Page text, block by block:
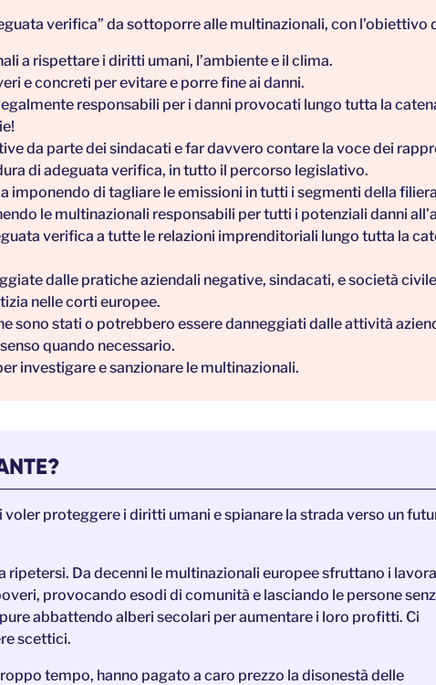
verifica” da sottoporre alle multinazionali, con l’obiettivo
a rispettare i diritti umani, l’ambiente e il clima.
e concreti per evitare e porre fine ai danni.
responsabili per i danni provocati lungo tutta la
da parte dei sindacati e far davvero contare la voce dei
di adeguata verifica, in tutto il percorso legislativo.
imponendo di tagliare le emissioni in tutti i segmenti della
le multinazionali responsabili per tutti i potenziali danni
verifica a tutte le relazioni imprenditoriali lungo tutta la
dalle pratiche aziendali negative, sindacati, e società
nelle corti europee.
sono stati o potrebbero essere danneggiati dalle attività
quando necessario.
investigare e sanzionare le multinazionali.
voler proteggere i diritti umani e spianare la strada verso un
ripetersi. Da decenni le multinazionali europee sfruttano i
provocando esodi di comunità e lasciando le persone
abbattendo alberi secolari per aumentare i loro profitti. Ci
scettici.
tempo, hanno pagato a caro prezzo la disonestà delle